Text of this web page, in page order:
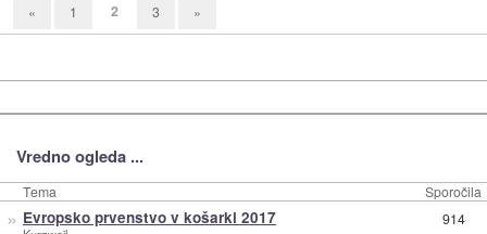
« 1 2 3 »
Vredno ogleda ...
Tema Sporočila
» Evropsko prvenstvo v košarki 2017 914